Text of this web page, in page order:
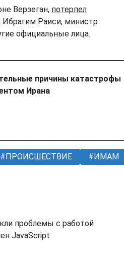
Верзеган, потерпел
Ибрагим Раиси, министр
официальные лица.
причины катастрофы
Ирана
ПРОИСШЕСТВИЕ ИМАМ
проблемы с работой
JavaScript